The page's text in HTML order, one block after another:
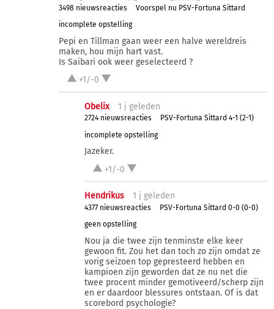
3498 nieuwsreacties
Voorspel nu PSV-Fortuna Sittard
incomplete opstelling
Pepi en Tillman gaan weer een halve wereldreis
maken, hou mijn hart vast.
Is Saibari ook weer geselecteerd ?
+1/-0
Obelix 1 j geleden
2724 nieuwsreacties
PSV-Fortuna Sittard 4-1 (2-1)
incomplete opstelling
Jazeker.
+1/-0
Hendrikus 1 j geleden
4377 nieuwsreacties
PSV-Fortuna Sittard 0-0 (0-0)
geen opstelling
Nou ja die twee zijn tenminste elke keer
gewoon fit. Zou het dan toch zo zijn omdat ze
vorig seizoen top gepresteerd hebben en
kampioen zijn geworden dat ze nu net die
twee procent minder gemotiveerd/scherp zijn
en er daardoor blessures ontstaan. Of is dat
scorebord psychologie?